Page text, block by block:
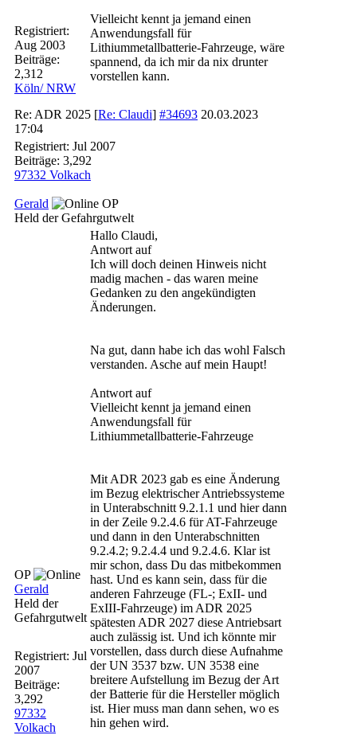
Registriert:
Aug 2003
Beiträge:
2,312
Köln/ NRW
Vielleicht kennt ja jemand einen
Anwendungsfall für
Lithiummetallbatterie-Fahrzeuge, wäre
spannend, da ich mir da nix drunter
vorstellen kann.
Re: ADR 2025 [Re: Claudi] #34693 20.03.2023
17:04
Registriert: Jul 2007
Beiträge: 3,292
97332 Volkach
Gerald
OP
Held der Gefahrgutwelt
OP
Gerald
Held der
Gefahrgutwelt
Registriert: Jul
2007
Beiträge:
3,292
97332
Volkach
Hallo Claudi,
Antwort auf
Ich will doch deinen Hinweis nicht
madig machen - das waren meine
Gedanken zu den angekündigten
Änderungen.
Na gut, dann habe ich das wohl Falsch
verstanden. Asche auf mein Haupt!
Antwort auf
Vielleicht kennt ja jemand einen
Anwendungsfall für
Lithiummetallbatterie-Fahrzeuge
Mit ADR 2023 gab es eine Änderung
im Bezug elektrischer Antriebssysteme
in Unterabschnitt 9.2.1.1 und hier dann
in der Zeile 9.2.4.6 für AT-Fahrzeuge
und dann in den Unterabschnitten
9.2.4.2; 9.2.4.4 und 9.2.4.6. Klar ist
mir schon, dass Du das mitbekommen
hast. Und es kann sein, dass für die
anderen Fahrzeuge (FL-; ExII- und
ExIII-Fahrzeuge) im ADR 2025
spätesten ADR 2027 diese Antriebsart
auch zulässig ist. Und ich könnte mir
vorstellen, dass durch diese Aufnahme
der UN 3537 bzw. UN 3538 eine
breitere Aufstellung im Bezug der Art
der Batterie für die Hersteller möglich
ist. Hier muss man dann sehen, wo es
hin gehen wird.